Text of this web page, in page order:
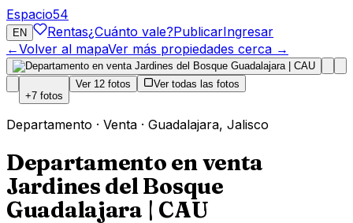
Espacio54
EN Rentas¿Cuánto vale?PublicarIngresar
←Volver al mapaVer más propiedades cerca →
+7 fotos
Ver 12 fotos Ver todas las fotos
Departamento · Venta · Guadalajara, Jalisco
Departamento en venta
Jardines del Bosque
Guadalajara | CAU